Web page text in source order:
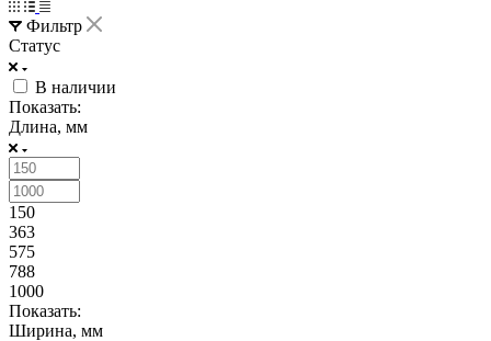
Фильтр
Статус
В наличии
Показать:
Длина, мм
150
363
575
788
1000
Показать:
Ширина, мм